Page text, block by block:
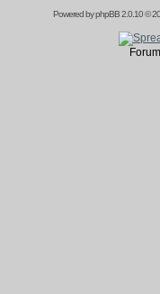
Powered byphpBB2.0.10 ©